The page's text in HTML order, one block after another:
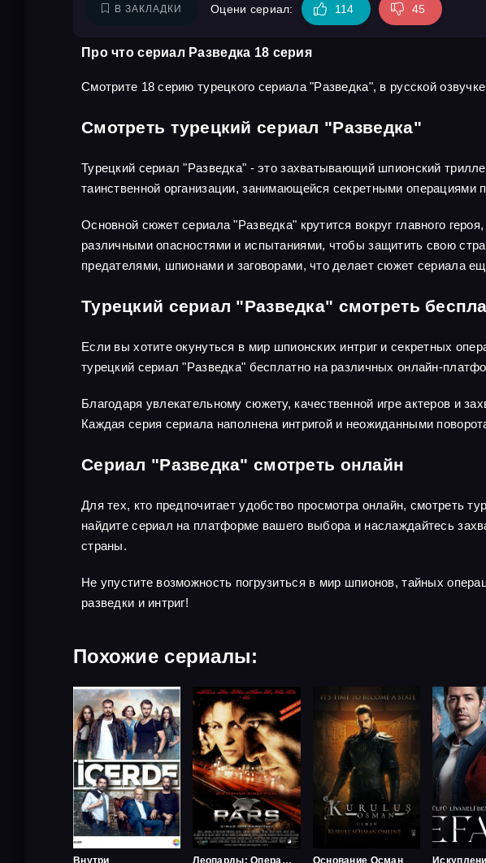
В ЗАКЛАДКИ Оцени сериал: 114 45
Про что сериал Разведка 18 серия
Смотрите 18 серию турецкого сериала "Разведка", в русской
Смотреть турецкий сериал "Разведка"
Турецкий сериал "Разведка" - это захватывающий шпионский
таинственной организации, занимающейся секретными операциями
Основной сюжет сериала "Разведка" крутится вокруг главного
различными опасностями и испытаниями, чтобы защитить свою
предателями, шпионами и заговорами, что делает сюжет сериала
Турецкий сериал "Разведка" смотреть
Если вы хотите окунуться в мир шпионских интриг и секретных
турецкий сериал "Разведка" бесплатно на различных онлайн-
Благодаря увлекательному сюжету, качественной игре актеров и
Каждая серия сериала наполнена интригой и неожиданными
Сериал "Разведка" смотреть онлайн
Для тех, кто предпочитает удобство просмотра онлайн, смотреть
найдите сериал на платформе вашего выбора и наслаждайтесь
страны.
Не упустите возможность погрузиться в мир шпионов, тайных
разведки и интриг!
Похожие сериалы:
Внутри
Леопарды: Операция вишня
Основание Осман